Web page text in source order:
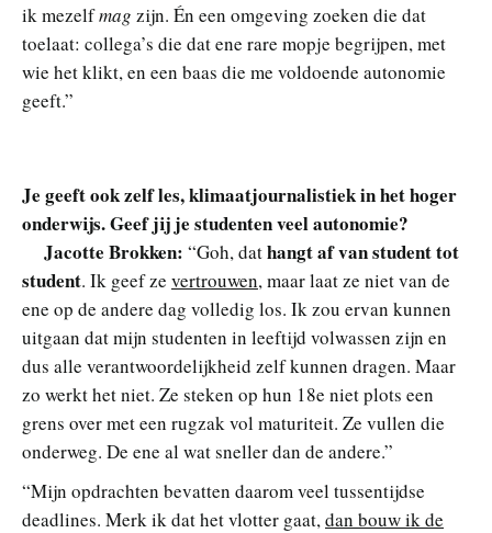
ik mezelfmag zijn. Én een omgeving zoeken die dat
toelaat: collega’s die dat ene rare mopje begrijpen, met
wie het klikt, en een baas die me voldoende autonomie
geeft.”
Je geeft ook zelf les, klimaatjournalistiek in het hoger
onderwijs. Geef jij je studenten veel autonomie?
Jacotte Brokken: “Goh, dathangt af van student tot
student. Ik geef ze vertrouwen, maar laat ze niet van de
ene op de andere dag volledig los. Ik zou ervan kunnen
uitgaan dat mijn studenten in leeftijd volwassen zijn en
dus alle verantwoordelijkheid zelf kunnen dragen. Maar
zo werkt het niet. Ze steken op hun 18e niet plots een
grens over met een rugzak vol maturiteit. Ze vullen die
onderweg. De ene al wat sneller dan de andere.”
“Mijn opdrachten bevatten daarom veel tussentijdse
deadlines. Merk ik dat het vlotter gaat, dan bouw ik de